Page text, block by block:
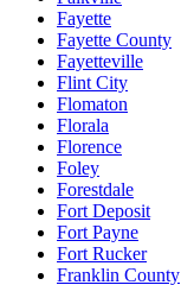
Fayette
Fayette County
Fayetteville
Flint City
Flomaton
Florala
Florence
Foley
Forestdale
Fort Deposit
Fort Payne
Fort Rucker
Franklin County